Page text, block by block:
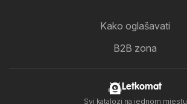
Kako oglašavati
B2B zona
Letkomat
Svi katalozi na jednom mjestu